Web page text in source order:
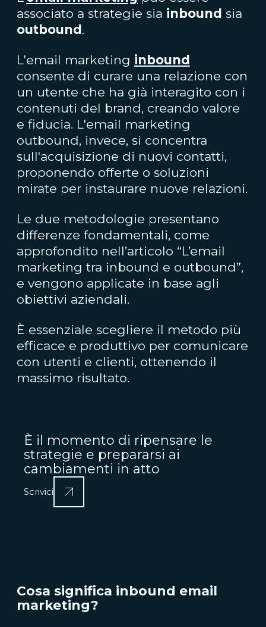
associato a strategie sia inbound sia
outbound .
L'email marketing inbound
consente di curare una relazione con
un utente che ha già interagito con i
contenuti del brand, creando valore
e fiducia. L'email marketing
outbound, invece, si concentra
sull'acquisizione di nuovi contatti,
proponendo offerte o soluzioni
mirate per instaurare nuove relazioni.
Le due metodologie presentano
differenze fondamentali, come
approfondito nell’articolo “L’email
marketing tra inbound e outbound”,
e vengono applicate in base agli
obiettivi aziendali.
È essenziale scegliere il metodo più
efficace e produttivo per comunicare
con utenti e clienti, ottenendo il
massimo risultato.
È il momento di ripensare le
strategie e prepararsi ai
cambiamenti in atto
Scrivici
Cosa significa inbound email
marketing?